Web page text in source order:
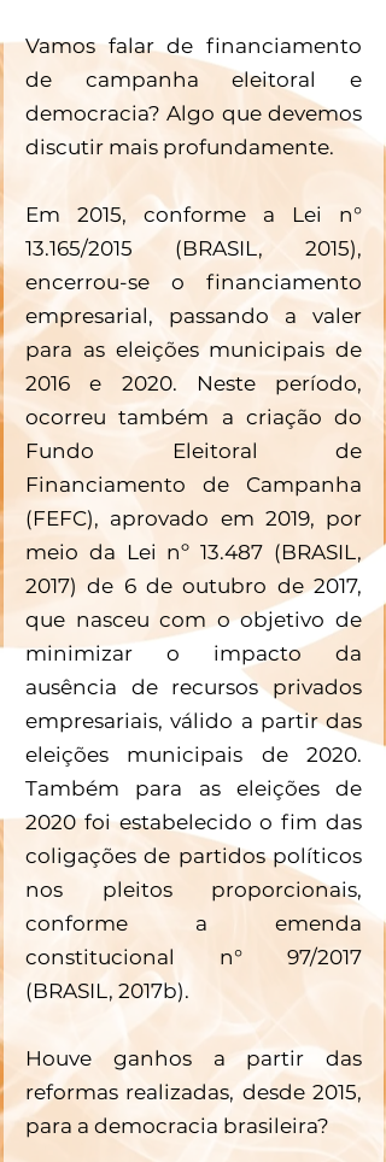
Vamos falar de financiamento
de campanha eleitoral e
democracia? Algo que devemos
discutir mais profundamente.
Em 2015, conforme a Lei n°
13.165/2015 (BRASIL, 2015),
encerrou-se o financiamento
empresarial, passando a valer
para as eleições municipais de
2016 e 2020. Neste período,
ocorreu também a criação do
Fundo Eleitoral de
Financiamento de Campanha
(FEFC), aprovado em 2019, por
meio da Lei nº 13.487 (BRASIL,
2017) de 6 de outubro de 2017,
que nasceu com o objetivo de
minimizar o impacto da
ausência de recursos privados
empresariais, válido a partir das
eleições municipais de 2020.
Também para as eleições de
2020 foi estabelecido o fim das
coligações de partidos políticos
nos pleitos proporcionais,
conforme a emenda
constitucional n° 97/2017
(BRASIL, 2017b).
Houve ganhos a partir das
reformas realizadas, desde 2015,
para a democracia brasileira?